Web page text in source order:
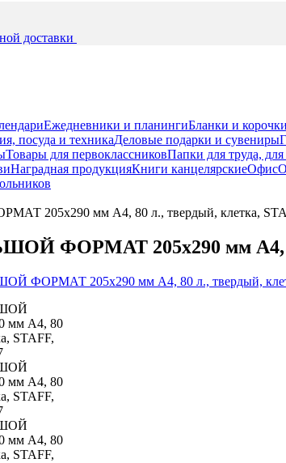
доставки
Ежедневники и планингиБланки и корочки
посуда и техникаДеловые подарки и сувениры
Товары для первоклассниковПапки для труда, для
Наградная продукцияКниги канцелярскиеОфис
205х290 мм А4, 80 л., твердый, клетка,
ФОРМАТ 205х290 мм А4,